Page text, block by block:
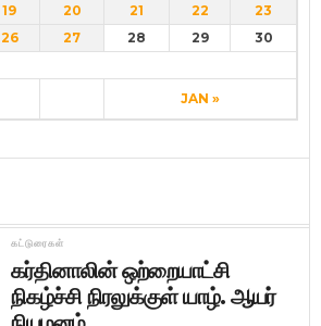
JAN »
19 20 21 22
23
26 27 28 29
30
கட்டுரைகள்
கர்தினாலின் ஒற்றையாட்சி
நிகழ்ச்சி நிரலுக்குள் யாழ். ஆயர்